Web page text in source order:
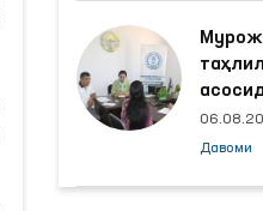
қабул
Давоми